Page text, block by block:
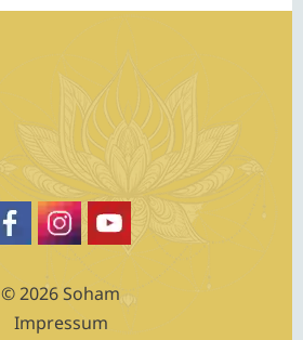
© 2026 Soham
Impressum